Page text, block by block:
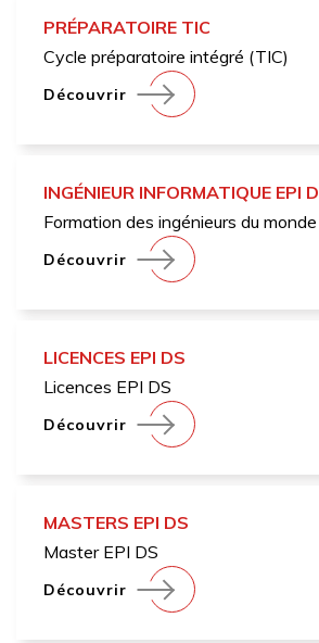
PRÉPARATOIRE TIC
Cycle préparatoire intégré (TIC)
Découvrir
INGÉNIEUR INFORMATIQUE EPI
Formation des ingénieurs du
Découvrir
LICENCES EPI DS
Licences EPI DS
Découvrir
MASTERS EPI DS
Master EPI DS
Découvrir